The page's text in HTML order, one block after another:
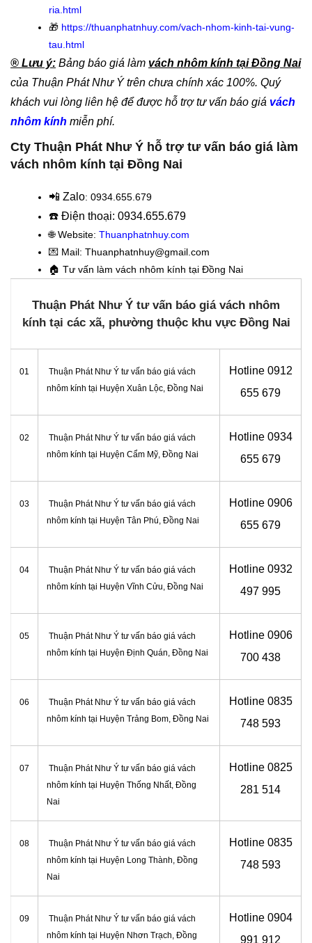
ria.html
🎁 https://thuanphatnhuy.com/vach-nhom-kinh-tai-vung-
tau.html
® Lưu ý: Bảng báo giá làm vách nhôm kính tại Đồng Nai
của Thuận Phát Như Ý trên chưa chính xác 100%. Quý
khách vui lòng liên hệ để được hỗ trợ tư vấn báo giá vách
nhôm kính miễn phí.
Cty Thuận Phát Như Ý hỗ trợ tư vấn báo giá làm
vách nhôm kính tại Đồng Nai
📲 Zalo: 0934.655.679
☎️ Điện thoại: 0934.655.679
🌐 Website: Thuanphatnhuy.com
💌 Mail: Thuanphatnhuy@gmail.com
🏠 Tư vấn làm vách nhôm kính tại Đồng Nai
Thuận Phát Như Ý tư vấn báo giá vách nhôm
kính tại các xã, phường thuộc khu vực Đồng Nai
01
Thuận Phát Như Ý tư vấn báo giá vách
nhôm kính tại Huyện Xuân Lộc, Đồng Nai
Hotline 0912
655 679
02
Thuận Phát Như Ý tư vấn báo giá vách
nhôm kính tại Huyện Cẩm Mỹ, Đồng Nai
Hotline 0934
655 679
03
Thuận Phát Như Ý tư vấn báo giá vách
nhôm kính tại Huyện Tân Phú, Đồng Nai
Hotline 0906
655 679
04
Thuận Phát Như Ý tư vấn báo giá vách
nhôm kính tại Huyện Vĩnh Cửu, Đồng Nai
Hotline 0932
497 995
05
Thuận Phát Như Ý tư vấn báo giá vách
nhôm kính tại Huyện Định Quán, Đồng Nai
Hotline 0906
700 438
06
Thuận Phát Như Ý tư vấn báo giá vách
nhôm kính tại Huyện Trảng Bom, Đồng Nai
Hotline 0835
748 593
07
Thuận Phát Như Ý tư vấn báo giá vách
nhôm kính tại Huyện Thống Nhất, Đồng
Nai
Hotline 0825
281 514
08
Thuận Phát Như Ý tư vấn báo giá vách
nhôm kính tại Huyện Long Thành, Đồng
Nai
Hotline 0835
748 593
09
Thuận Phát Như Ý tư vấn báo giá vách
nhôm kính tại Huyện Nhơn Trạch, Đồng
Hotline 0904
991 912